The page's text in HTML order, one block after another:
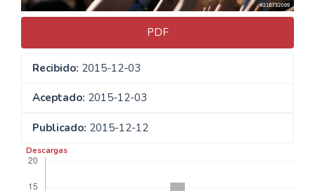
PDF
Recibido: 2015-12-03
Aceptado: 2015-12-03
Publicado: 2015-12-12
Descargas